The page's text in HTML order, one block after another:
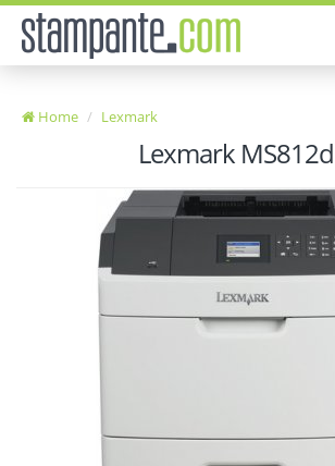
Home Lexmark
Lexmark